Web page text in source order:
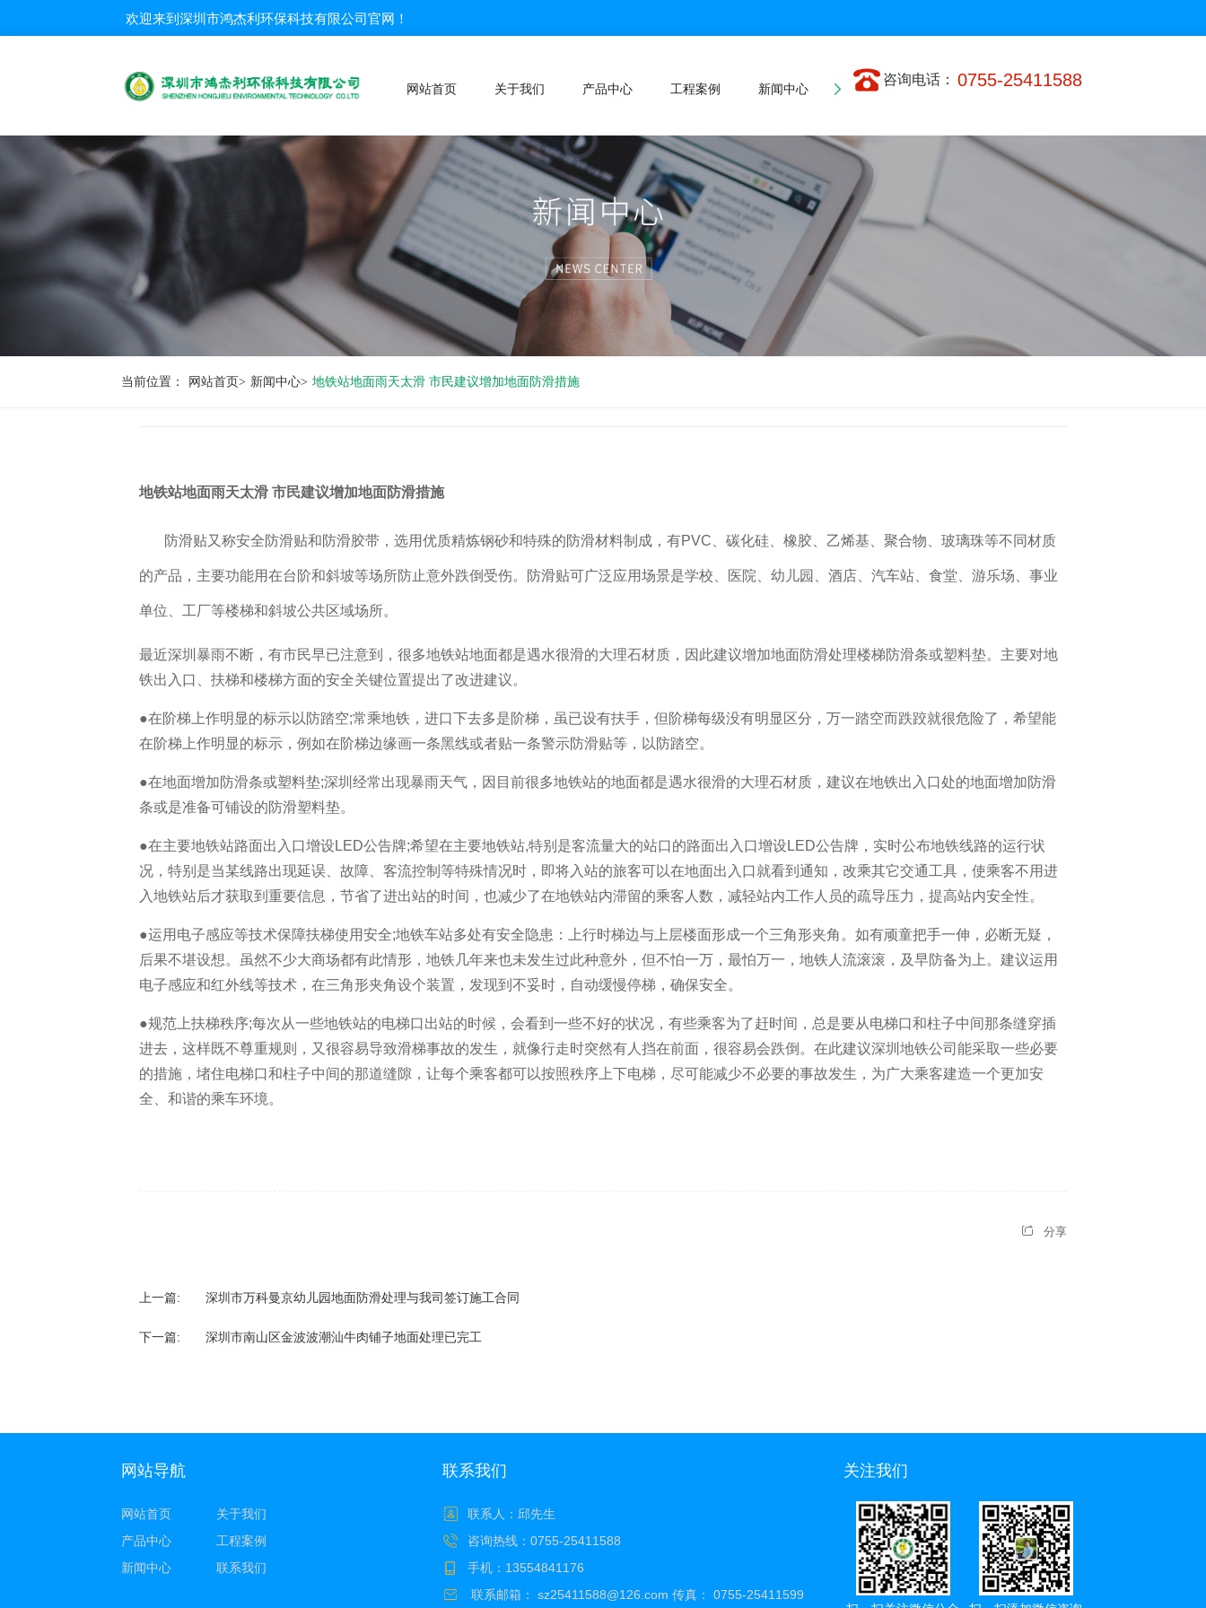
欢迎来到深圳市鸿杰利环保科技有限公司官网！
网站首页 关于我们 产品中心 工程案例 新闻中心 联系我们
咨询电话： 0755-25411588
当前位置： 网站首页> 新闻中心> 地铁站地面雨天太滑 市民建议增加地面防滑措施
地铁站地面雨天太滑 市民建议增加地面防滑措施
防滑贴又称安全防滑贴和防滑胶带，选用优质精炼钢砂和特殊的防滑材料制成，有PVC、碳化硅、橡胶、乙烯基、聚合物、玻璃珠等不同材质
的产品，主要功能用在台阶和斜坡等场所防止意外跌倒受伤。防滑贴可广泛应用场景是学校、医院、幼儿园、酒店、汽车站、食堂、游乐场、事业
单位、工厂等楼梯和斜坡公共区域场所。
最近深圳暴雨不断，有市民早已注意到，很多地铁站地面都是遇水很滑的大理石材质，因此建议增加地面防滑处理楼梯防滑条或塑料垫。主要对地
铁出入口、扶梯和楼梯方面的安全关键位置提出了改进建议。
●在阶梯上作明显的标示以防踏空;常乘地铁，进口下去多是阶梯，虽已设有扶手，但阶梯每级没有明显区分，万一踏空而跌跤就很危险了，希望能
在阶梯上作明显的标示，例如在阶梯边缘画一条黑线或者贴一条警示防滑贴等，以防踏空。
●在地面增加防滑条或塑料垫;深圳经常出现暴雨天气，因目前很多地铁站的地面都是遇水很滑的大理石材质，建议在地铁出入口处的地面增加防滑
条或是准备可铺设的防滑塑料垫。
●在主要地铁站路面出入口增设LED公告牌;希望在主要地铁站,特别是客流量大的站口的路面出入口增设LED公告牌，实时公布地铁线路的运行状
况，特别是当某线路出现延误、故障、客流控制等特殊情况时，即将入站的旅客可以在地面出入口就看到通知，改乘其它交通工具，使乘客不用进
入地铁站后才获取到重要信息，节省了进出站的时间，也减少了在地铁站内滞留的乘客人数，减轻站内工作人员的疏导压力，提高站内安全性。
●运用电子感应等技术保障扶梯使用安全;地铁车站多处有安全隐患：上行时梯边与上层楼面形成一个三角形夹角。如有顽童把手一伸，必断无疑，
后果不堪设想。虽然不少大商场都有此情形，地铁几年来也未发生过此种意外，但不怕一万，最怕万一，地铁人流滚滚，及早防备为上。建议运用
电子感应和红外线等技术，在三角形夹角设个装置，发现到不妥时，自动缓慢停梯，确保安全。
●规范上扶梯秩序;每次从一些地铁站的电梯口出站的时候，会看到一些不好的状况，有些乘客为了赶时间，总是要从电梯口和柱子中间那条缝穿插
进去，这样既不尊重规则，又很容易导致滑梯事故的发生，就像行走时突然有人挡在前面，很容易会跌倒。在此建议深圳地铁公司能采取一些必要
的措施，堵住电梯口和柱子中间的那道缝隙，让每个乘客都可以按照秩序上下电梯，尽可能减少不必要的事故发生，为广大乘客建造一个更加安
全、和谐的乘车环境。
分享
上一篇: 深圳市万科曼京幼儿园地面防滑处理与我司签订施工合同
下一篇: 深圳市南山区金波波潮汕牛肉铺子地面处理已完工
网站导航
网站首页
产品中心
新闻中心
关于我们
工程案例
联系我们
联系我们
联系人：邱先生
咨询热线： 0755-25411588
手机： 13554841176
联系邮箱：
sz25411588@126.com 传真： 0755-25411599
关注我们